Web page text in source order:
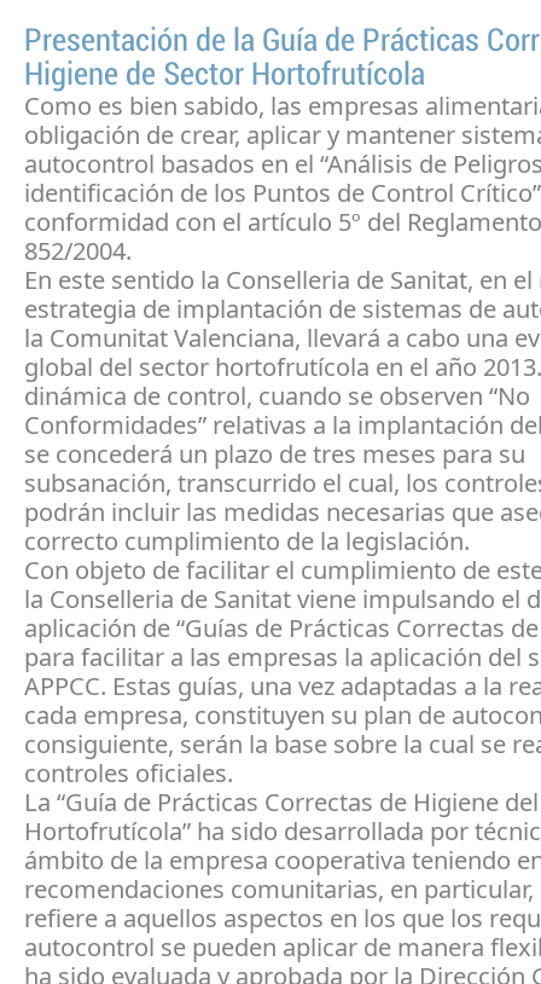
Presentación de la Guía de Prácticas
Higiene de Sector Hortofrutícola
Como es bien sabido, las empresas
obligación de crear, aplicar y mantener
autocontrol basados en el “Análisis de
identificación de los Puntos de Control
conformidad con el artículo 5º del Reglamento
852/2004.
En este sentido la Conselleria de Sanitat, en
estrategia de implantación de sistemas de
la Comunitat Valenciana, llevará a cabo una
global del sector hortofrutícola en el año
dinámica de control, cuando se observen “No
Conformidades” relativas a la implantación
se concederá un plazo de tres meses para su
subsanación, transcurrido el cual, los
podrán incluir las medidas necesarias que
correcto cumplimiento de la legislación.
Con objeto de facilitar el cumplimiento de
la Conselleria de Sanitat viene impulsando el
aplicación de “Guías de Prácticas Correctas
para facilitar a las empresas la aplicación del
APPCC. Estas guías, una vez adaptadas a la
cada empresa, constituyen su plan de
consiguiente, serán la base sobre la cual se
controles oficiales.
La “Guía de Prácticas Correctas de Higiene
Hortofrutícola” ha sido desarrollada por
ámbito de la empresa cooperativa teniendo
recomendaciones comunitarias, en particular,
refiere a aquellos aspectos en los que los
autocontrol se pueden aplicar de manera
ha sido evaluada y aprobada por la Dirección